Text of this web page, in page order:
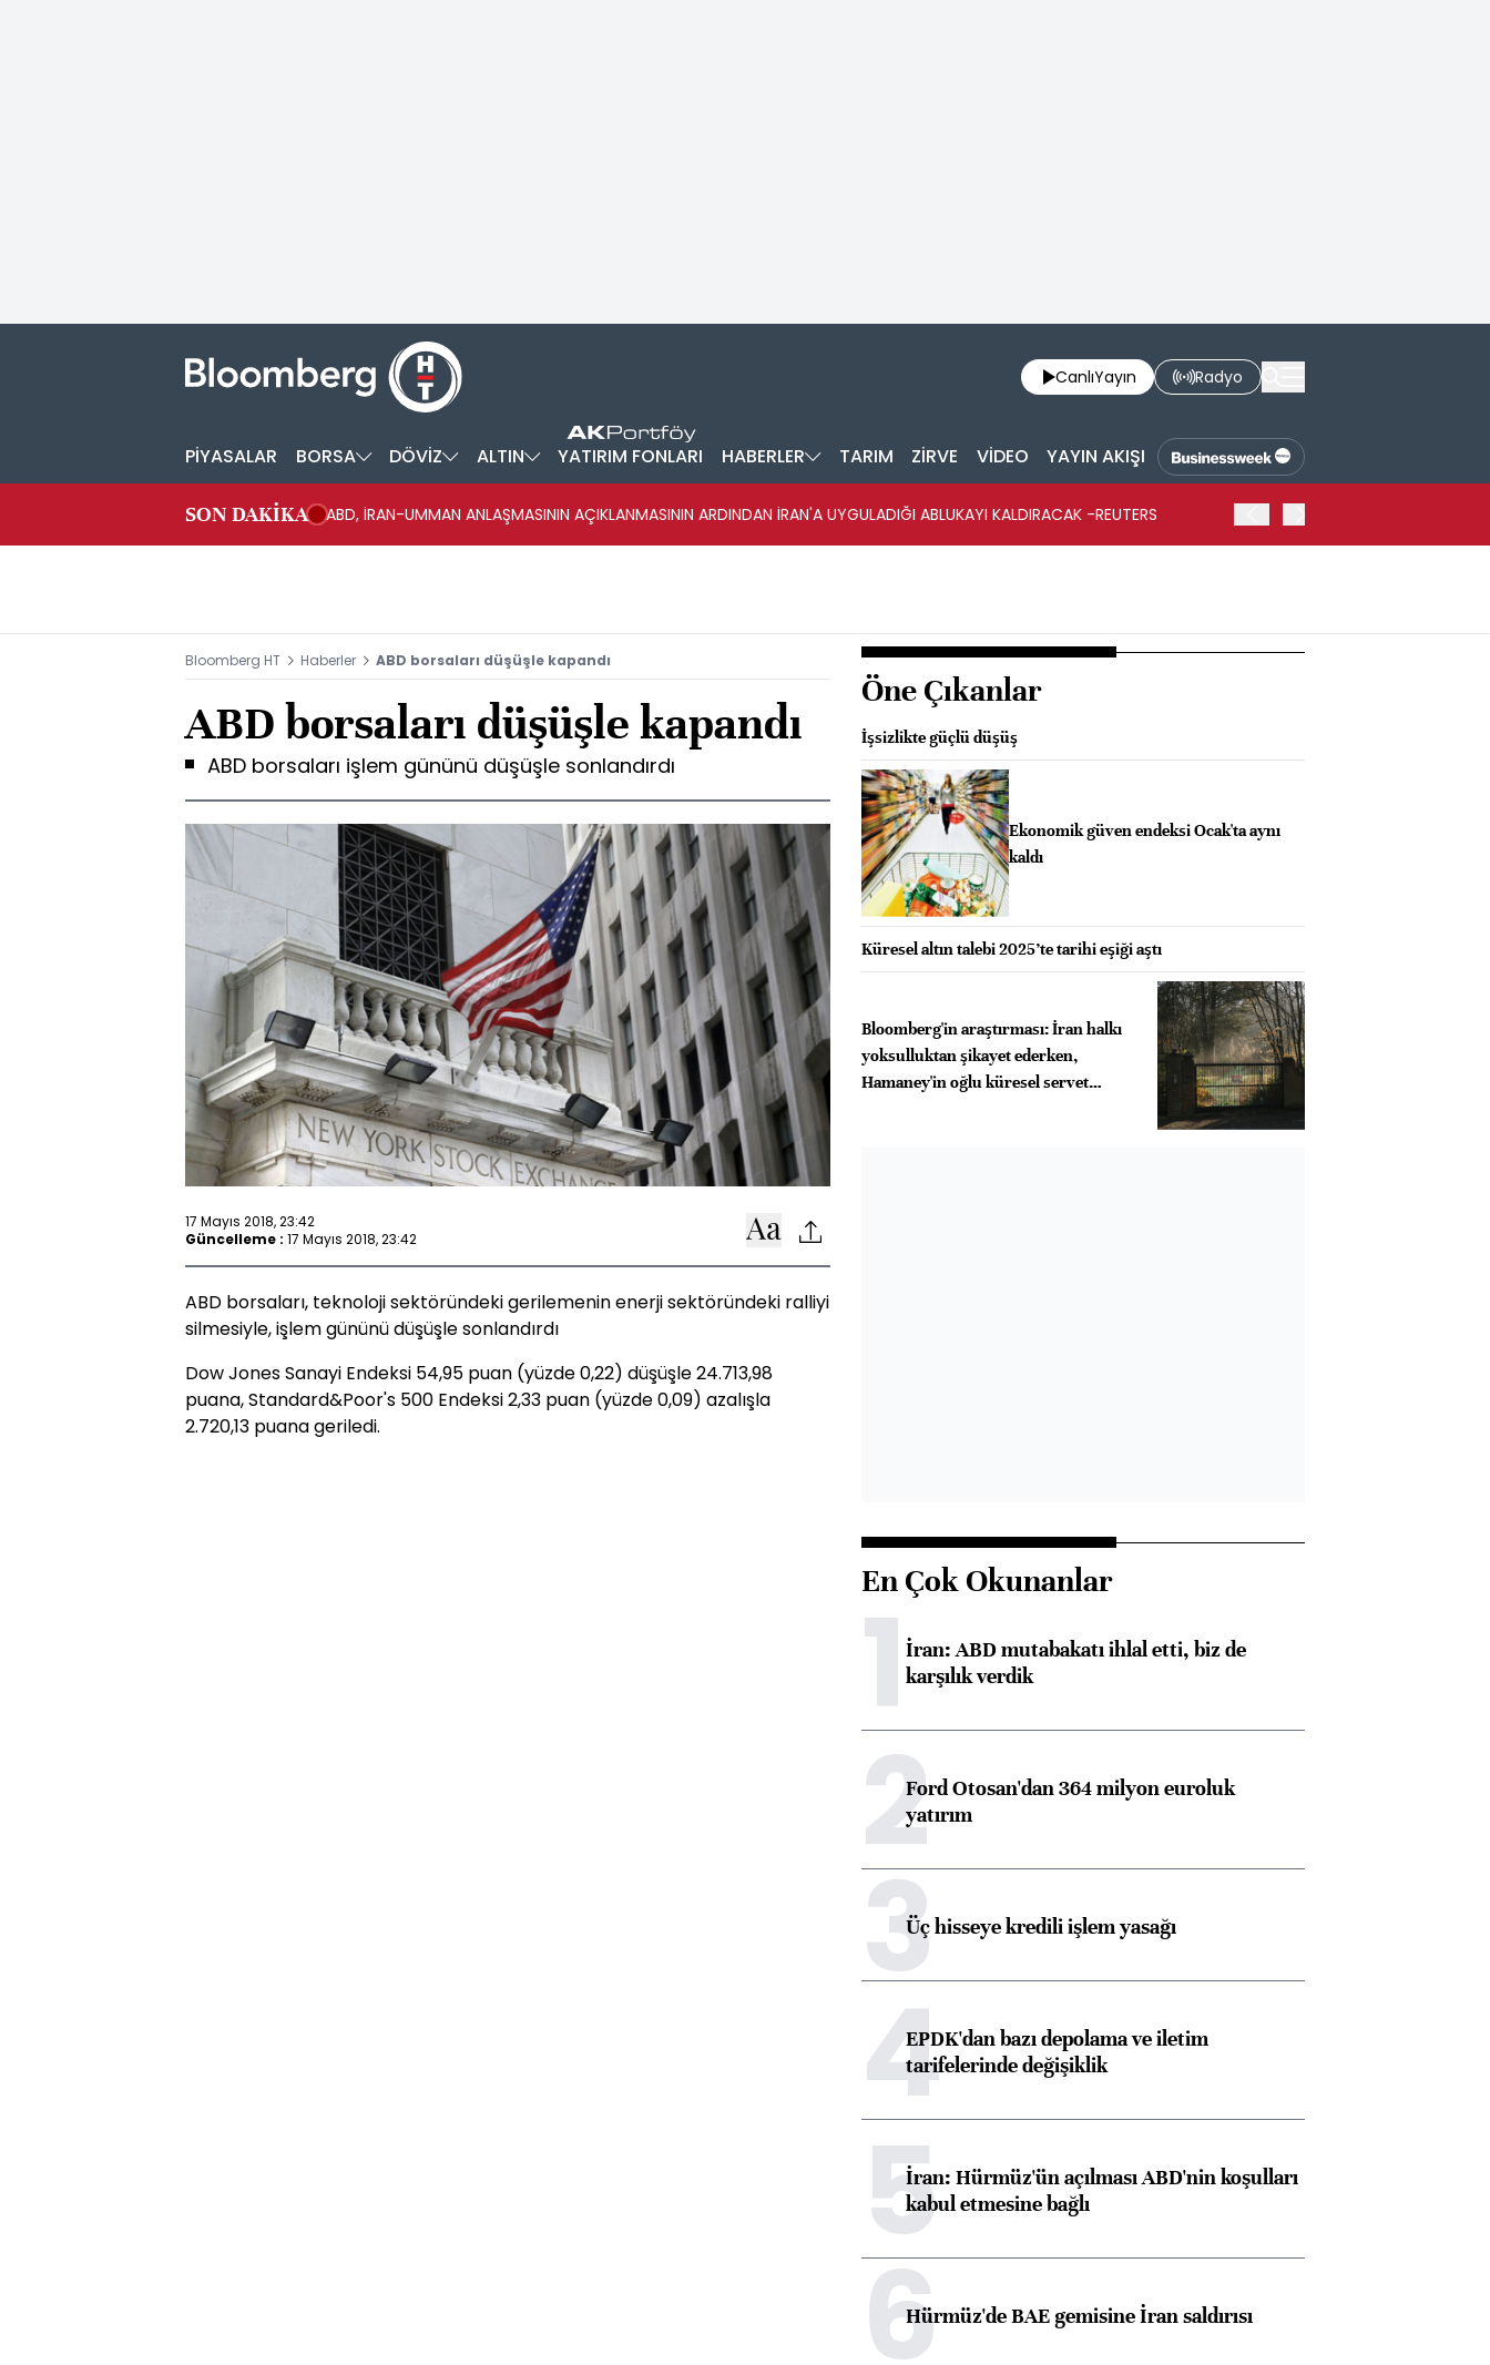
CanlıYayın Radyo
PİYASALAR BORSA DÖVİZ ALTIN YATIRIM FONLARI HABERLER TARIM ZİRVE VİDEO YAYIN AKIŞI
SON DAKİKA ABD, İRAN-UMMAN ANLAŞMASININ AÇIKLANMASININ ARDINDAN İRAN'A UYGULADIĞI ABLUKAYI KALDIRACAK -REUTERS
Bloomberg HT Haberler ABD borsaları düşüşle kapandı
ABD borsaları düşüşle kapandı
ABD borsaları işlem gününü düşüşle sonlandırdı
17 Mayıs 2018, 23:42
Güncelleme : 17 Mayıs 2018, 23:42
ABD borsaları, teknoloji sektöründeki gerilemenin enerji sektöründeki ralliyi
silmesiyle, işlem gününü düşüşle sonlandırdı
Dow Jones Sanayi Endeksi 54,95 puan (yüzde 0,22) düşüşle 24.713,98
puana, Standard&Poor's 500 Endeksi 2,33 puan (yüzde 0,09) azalışla
2.720,13 puana geriledi.
Öne Çıkanlar
İşsizlikte güçlü düşüş
Ekonomik güven endeksi Ocak'ta aynı
kaldı
Küresel altın talebi 2025’te tarihi eşiği aştı
Bloomberg'in araştırması: İran halkı
yoksulluktan şikayet ederken,
Hamaney'in oğlu küresel servet
En Çok Okunanlar
1İran: ABD mutabakatı ihlal etti, biz de
karşılık verdik
2Ford Otosan'dan 364 milyon euroluk
yatırım
3Üç hisseye kredili işlem yasağı
4EPDK'dan bazı depolama ve iletim
tarifelerinde değişiklik
5İran: Hürmüz'ün açılması ABD'nin koşulları
kabul etmesine bağlı
6Hürmüz'de BAE gemisine İran saldırısı